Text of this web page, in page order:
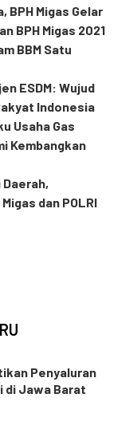
BPH Migas Gelar
BPH Migas 2021
BBM Satu
ESDM: Wujud
Indonesia
Usaha Gas
Kembangkan
dan POLRI
Penyaluran
di Jawa Barat